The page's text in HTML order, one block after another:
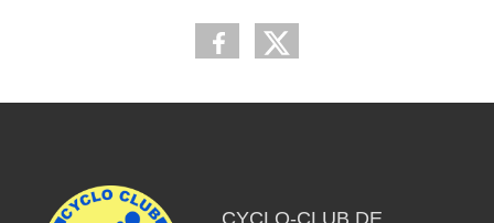
CYCLO-CLUB DE